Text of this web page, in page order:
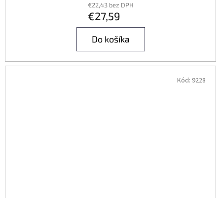
€22,43 bez DPH
€27,59
Do košíka
Kód: 9228